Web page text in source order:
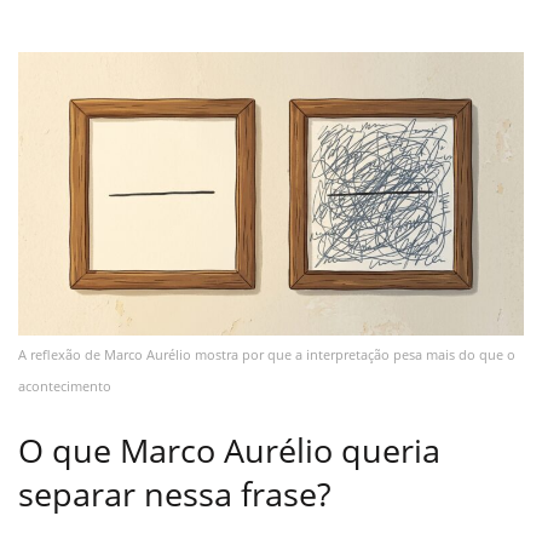
A reflexão de Marco Aurélio mostra por que a interpretação pesa mais do que o
acontecimento
O que Marco Aurélio queria
separar nessa frase?